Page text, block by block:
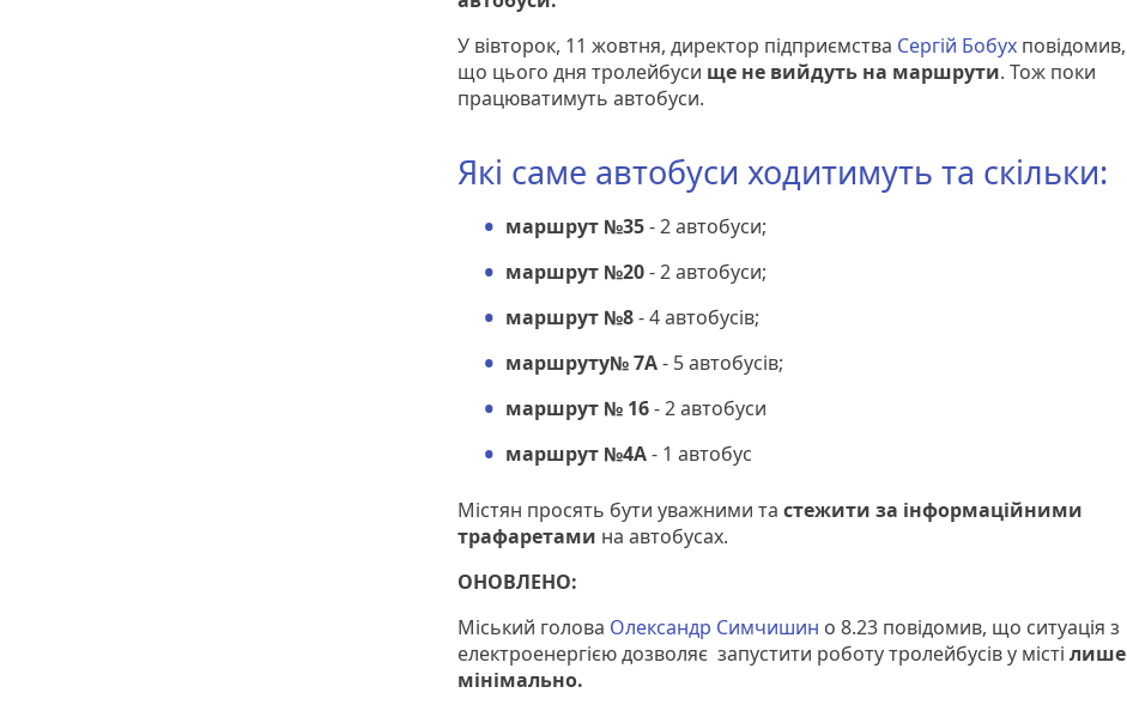
У вівторок, 11 жовтня, директор підприємства Сергій Бобух повідомив,
що цього дня тролейбуси ще не вийдуть на маршрути. Тож поки
працюватимуть автобуси.
Які саме автобуси ходитимуть та скільки:
маршрут №35- 2 автобуси;
маршрут №20- 2 автобуси;
маршрут №8- 4 автобусів;
маршруту№ 7А- 5 автобусів;
маршрут № 16- 2 автобуси
маршрут №4А- 1 автобус
Містян просять бути уважними та стежити за інформаційними
трафаретами на автобусах.
ОНОВЛЕНО:
Міський голова Олександр Симчишин о 8.23 повідомив, що ситуація з
електроенергією дозволяє запустити роботу тролейбусів у місті лише
мінімально.